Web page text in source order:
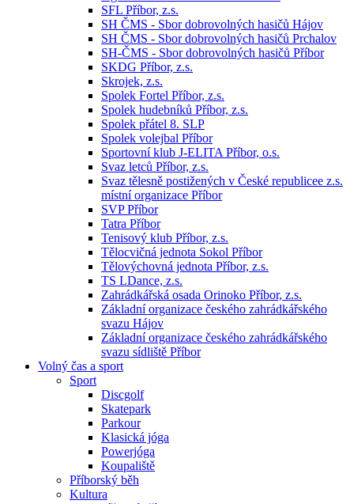
SFL Příbor, z.s.
SH ČMS - Sbor dobrovolných hasičů Hájov
SH ČMS - Sbor dobrovolných hasičů Prchalov
SH-ČMS - Sbor dobrovolných hasičů Příbor
SKDG Příbor, z.s.
Skrojek, z.s.
Spolek Fortel Příbor, z.s.
Spolek hudebníků Příbor, z.s.
Spolek přátel 8. SLP
Spolek volejbal Příbor
Sportovní klub J-ELITA Příbor, o.s.
Svaz letců Příbor, z.s.
Svaz tělesně postižených v České republicee z.s.
místní organizace Příbor
SVP Příbor
Tatra Příbor
Tenisový klub Příbor, z.s.
Tělocvičná jednota Sokol Příbor
Tělovýchovná jednota Příbor, z.s.
TS LDance, z.s.
Zahrádkářská osada Orinoko Příbor, z.s.
Základní organizace českého zahrádkářského
svazu Hájov
Základní organizace českého zahrádkářského
svazu sídliště Příbor
Volný čas a sport
Sport
Discgolf
Skatepark
Parkour
Klasická jóga
Powerjóga
Koupaliště
Příborský běh
Kultura